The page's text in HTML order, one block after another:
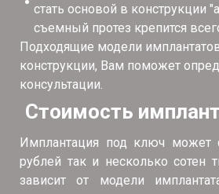
стать основой в конструкции
съемный протез крепится
Подходящие модели
конструкции, Вам поможет
консультации.
Стоимость
Имплантация под ключ может
рублей так и несколько сотен
зависит от модели